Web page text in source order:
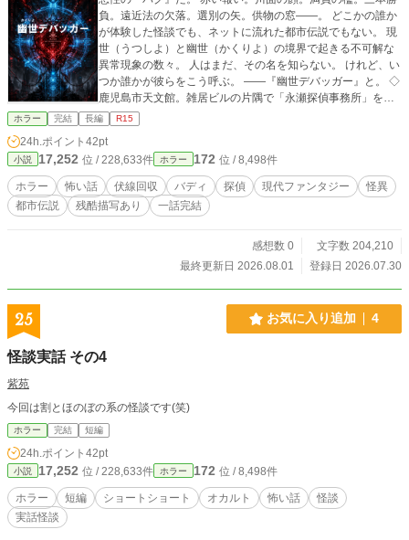
負。遠近法の欠落。選別の矢。供物の窓――。 どこかの誰か
が体験した怪談でも、ネットに流れた都市伝説でもない。 現
世（うつしよ）と幽世（かくりよ）の境界で起きる不可解な
異常現象の数々。 人はまだ、その名を知らない。 けれど、い
つか誰かが彼らをこう呼ぶ。 ――『幽世デバッガー』と。 ◇
鹿児島市天文館。雑居ビルの片隅で「永瀬探偵事務所」を構
える永瀬楓（ながせ かえで）。 うだつの上がらない探偵業の
傍ら、彼が裏で引き受けているのは、現世を脅かす不条理な
怪異の法則（コード）を解読し、命がけで世界の異常を修正
する危険な裏稼業。 かつて最愛の先輩・諏訪響を怪異に奪わ
れた深いトラウマを抱え、後悔と自責の念に苛まれながら、
彼は一人泥まみれになって必死に抗い続けていた。 そんな彼
の前に突如として現れたのは、世間知らずで破天荒な21歳の
の喉から放たれる「歌声」には、怪異の不気味なノイズすら
圧殺し、歪んだ世界を浄化する絶対の波動が秘められてい
落を埋めるように出会い、やがて街を侵食する恐ろしい都市
重厚ロジック×SFデバッグアクション】 怪異は、精神論や気
る。 緻密に張り巡らされた伏線が、ラストの一瞬で完璧に噛
み合い、不条理な地獄が爽快なカタルシスへと反転する！ 背
い、命をかけて魂をぶつけ合うバディの絆。 そして、五感を
揺さぶる圧倒的な映像的演出。 もしあなたが深夜の掲示板
で、消えた人間の名前を覚えている探偵の噂を見つけたなら
――注意してほしい。 彼らに助けを求める時、あなたのいる
ホラー 完結 長編 R15
24h.ポイント 42pt
小説 17,252 位 / 228,633件 ホラー 172 位 / 8,498件
ホラー 怖い話 伏線回収 バディ 探偵 現代ファンタジー
怪異
都市伝説
残酷描写あり 一話完結
感想数 0
文字数 204,210
最終更新日 2026.08.01
登録日 2026.07.30
25 お気に入り追加 4
怪談実話 その4
紫苑
今回は割とほのぼの系の怪談です(笑)
ホラー 完結 短編
24h.ポイント 42pt
小説 17,252 位 / 228,633件 ホラー 172 位 / 8,498件
ホラー 短編 ショートショート オカルト 怖い話
怪談
実話怪談